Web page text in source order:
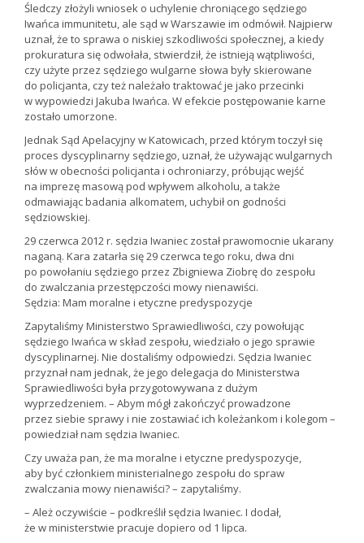
Śledczy złożyli wniosek o uchylenie chroniącego sędziego
Iwańca immunitetu, ale sąd w Warszawie im odmówił. Najpierw
uznał, że to sprawa o niskiej szkodliwości społecznej, a kiedy
prokuratura się odwołała, stwierdził, że istnieją wątpliwości,
czy użyte przez sędziego wulgarne słowa były skierowane
do policjanta, czy też należało traktować je jako przecinki
w wypowiedzi Jakuba Iwańca. W efekcie postępowanie karne
zostało umorzone.
Jednak Sąd Apelacyjny w Katowicach, przed którym toczył się
proces dyscyplinarny sędziego, uznał, że używając wulgarnych
słów w obecności policjanta i ochroniarzy, próbując wejść
na imprezę masową pod wpływem alkoholu, a także
odmawiając badania alkomatem, uchybił on godności
sędziowskiej.
29 czerwca 2012 r. sędzia Iwaniec został prawomocnie ukarany
naganą. Kara zatarła się 29 czerwca tego roku, dwa dni
po powołaniu sędziego przez Zbigniewa Ziobrę do zespołu
do zwalczania przestępczości mowy nienawiści.
Sędzia: Mam moralne i etyczne predyspozycje
Zapytaliśmy Ministerstwo Sprawiedliwości, czy powołując
sędziego Iwańca w skład zespołu, wiedziało o jego sprawie
dyscyplinarnej. Nie dostaliśmy odpowiedzi. Sędzia Iwaniec
przyznał nam jednak, że jego delegacja do Ministerstwa
Sprawiedliwości była przygotowywana z dużym
wyprzedzeniem. – Abym mógł zakończyć prowadzone
przez siebie sprawy i nie zostawiać ich koleżankom i kolegom –
powiedział nam sędzia Iwaniec.
Czy uważa pan, że ma moralne i etyczne predyspozycje,
aby być członkiem ministerialnego zespołu do spraw
zwalczania mowy nienawiści? – zapytaliśmy.
– Ależ oczywiście – podkreślił sędzia Iwaniec. I dodał,
że w ministerstwie pracuje dopiero od 1 lipca.